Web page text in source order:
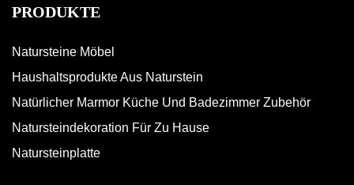
PRODUKTE
Natursteine Möbel
Haushaltsprodukte Aus Naturstein
Natürlicher Marmor Küche Und Badezimmer Zubehör
Natursteindekoration Für Zu Hause
Natursteinplatte